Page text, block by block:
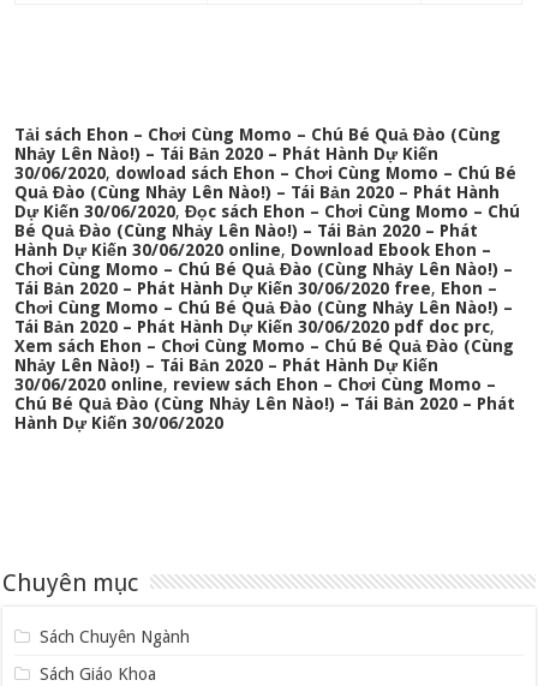
Tải sách Ehon – Chơi Cùng Momo – Chú Bé Quả Đào (Cùng
Nhảy Lên Nào!) – Tái Bản 2020 – Phát Hành Dự Kiến
30/06/2020, dowload sách Ehon – Chơi Cùng Momo – Chú Bé
Quả Đào (Cùng Nhảy Lên Nào!) – Tái Bản 2020 – Phát Hành
Dự Kiến 30/06/2020,Đọc sách Ehon – Chơi Cùng Momo – Chú
Bé Quả Đào (Cùng Nhảy Lên Nào!) – Tái Bản 2020 – Phát
Hành Dự Kiến 30/06/2020 online, Download Ebook Ehon –
Chơi Cùng Momo – Chú Bé Quả Đào (Cùng Nhảy Lên Nào!) –
Tái Bản 2020 – Phát Hành Dự Kiến 30/06/2020 free, Ehon –
Chơi Cùng Momo – Chú Bé Quả Đào (Cùng Nhảy Lên Nào!) –
Tái Bản 2020 – Phát Hành Dự Kiến 30/06/2020 pdf doc prc,
Xem sách Ehon – Chơi Cùng Momo – Chú Bé Quả Đào (Cùng
Nhảy Lên Nào!) – Tái Bản 2020 – Phát Hành Dự Kiến
30/06/2020 online, review sách Ehon – Chơi Cùng Momo –
Chú Bé Quả Đào (Cùng Nhảy Lên Nào!) – Tái Bản 2020 – Phát
Hành Dự Kiến 30/06/2020
Chuyên mục
Sách Chuyên Ngành
Sách Giáo Khoa